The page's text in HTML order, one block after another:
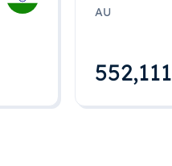
AU
552,112